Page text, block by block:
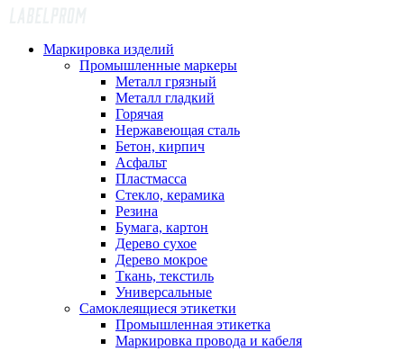
Маркировка изделий
Промышленные маркеры
Металл грязный
Металл гладкий
Горячая
Нержавеющая сталь
Бетон, кирпич
Асфальт
Пластмасса
Стекло, керамика
Резина
Бумага, картон
Дерево сухое
Дерево мокрое
Ткань, текстиль
Универсальные
Самоклеящиеся этикетки
Промышленная этикетка
Маркировка провода и кабеля